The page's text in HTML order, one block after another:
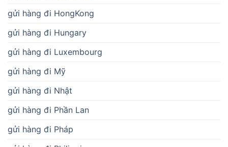
gửi hàng đi HongKong
gửi hàng đi Hungary
gửi hàng đi Luxembourg
gửi hàng đi Mỹ
gửi hàng đi Nhật
gửi hàng đi Phần Lan
gửi hàng đi Pháp